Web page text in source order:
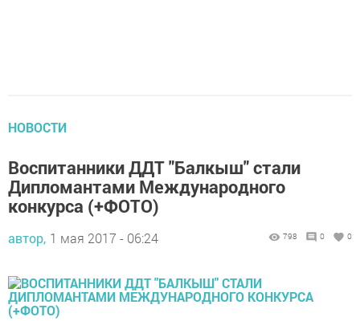
НОВОСТИ
Воспитанники ДДТ "Балкыш" стали
Дипломантами Международного
конкурса (+ФОТО)
автор, 1 мая 2017 - 06:24 798 0 0